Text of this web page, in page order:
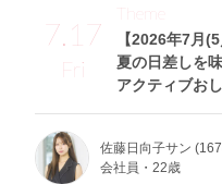
7.17
Fri
【2026年7月(5
夏の日差しを
アクティブお
Theme
佐藤日向子サン
会社員・22歳